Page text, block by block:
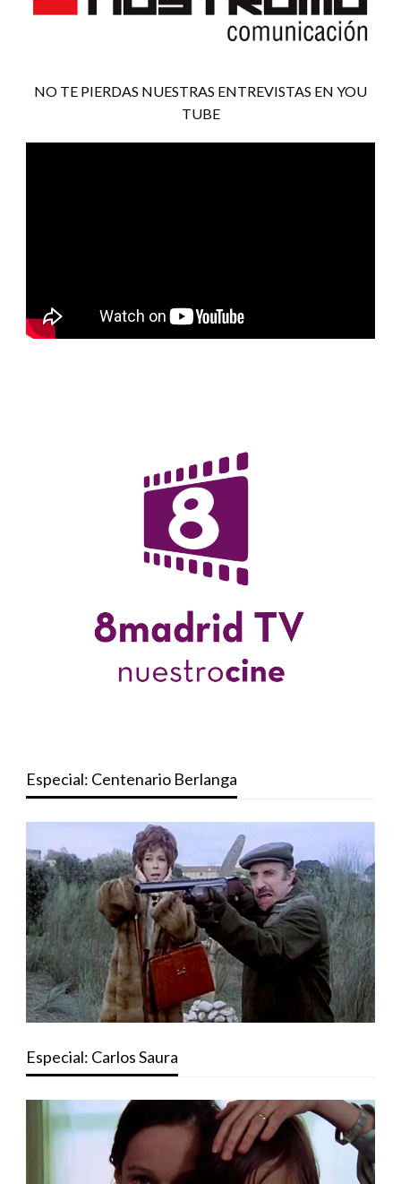
NO TE PIERDAS NUESTRAS ENTREVISTAS EN YOU
TUBE
Especial: Centenario Berlanga
Especial: Carlos Saura